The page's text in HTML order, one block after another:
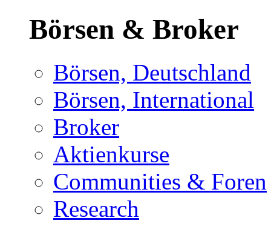
Börsen & Broker
Börsen, Deutschland
Börsen, International
Broker
Aktienkurse
Communities & Foren
Research